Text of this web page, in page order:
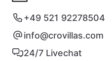
+49 521 92278504
info@crovillas.com
24/7 Livechat